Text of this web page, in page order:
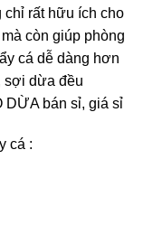
chỉ rất hữu ích cho
còn giúp phòng
cá dễ dàng hơn
sợi dừa đều
DỪA bán sỉ, giá sỉ
cá :